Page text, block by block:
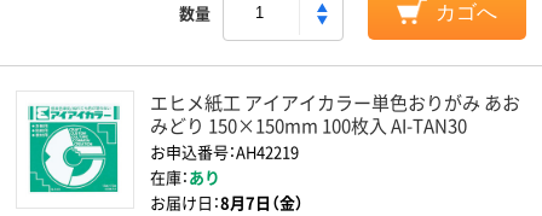
数量 カゴへ
エヒメ紙工 アイアイカラー単色おりがみ あお
みどり 150×150mm 100枚入 AI-TAN30
お申込番号：AH42219
在庫：あり
お届け日：8月7日（金）